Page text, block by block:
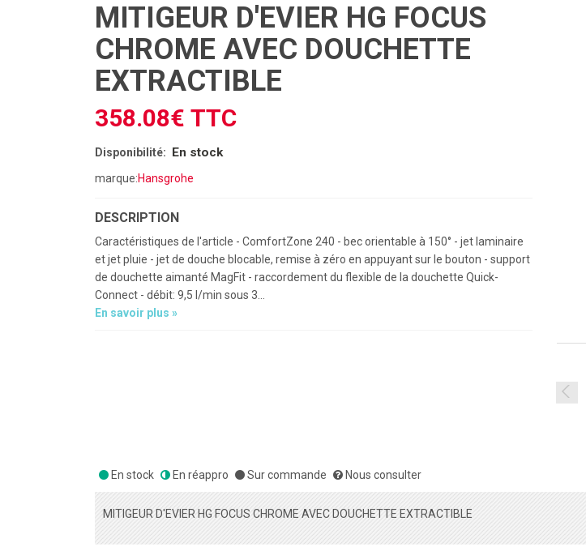
MITIGEUR D'EVIER HG FOCUS
CHROME AVEC DOUCHETTE
EXTRACTIBLE
358.08€ TTC
Disponibilité: En stock
marque:Hansgrohe
DESCRIPTION
Caractéristiques de l'article - ComfortZone 240 - bec orientable à 150° - jet laminaire
et jet pluie - jet de douche blocable, remise à zéro en appuyant sur le bouton - support
de douchette aimanté MagFit - raccordement du flexible de la douchette Quick-
Connect - débit: 9,5 l/min sous 3...
En savoir plus »
En stock En réappro Sur commande Nous consulter
MITIGEUR D'EVIER HG FOCUS CHROME AVEC DOUCHETTE EXTRACTIBLE